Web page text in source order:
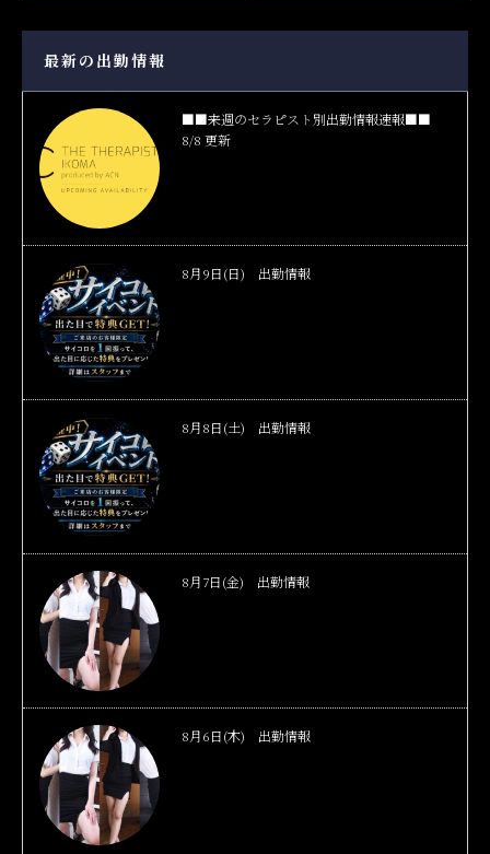
最新の出勤情報
■■来週のセラピスト別出勤情報速報■■
8/8 更新
8月9日(日) 出勤情報
8月8日(土) 出勤情報
8月7日(金) 出勤情報
8月6日(木) 出勤情報